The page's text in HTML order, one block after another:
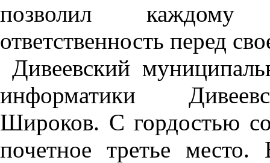
позволил каждому
ответственность перед
Дивеевский
информатики
Широков. С гордостью
почетное третье